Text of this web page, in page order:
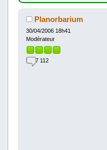
Planorbarium
30/04/2006 18h41
Modérateur
7 112